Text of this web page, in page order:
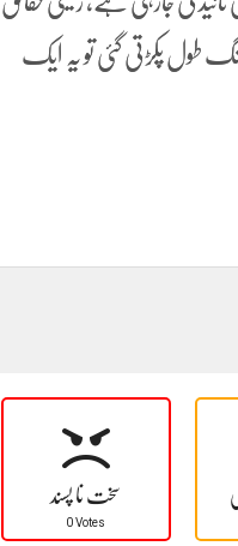
طول پکڑتی گئی تو یہ ایک
سخت نا پسند
0 Votes